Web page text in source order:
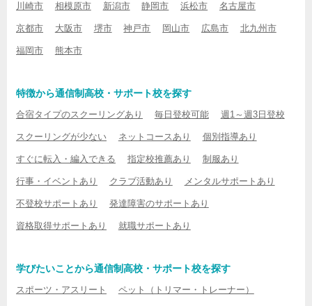
川崎市 相模原市 新潟市 静岡市 浜松市 名古屋市
京都市 大阪市 堺市 神戸市 岡山市 広島市 北九州市
福岡市 熊本市
特徴から通信制高校・サポート校を探す
合宿タイプのスクーリングあり 毎日登校可能 週1～週3日登校
スクーリングが少ない ネットコースあり 個別指導あり
すぐに転入・編入できる 指定校推薦あり 制服あり
行事・イベントあり クラブ活動あり メンタルサポートあり
不登校サポートあり 発達障害のサポートあり
資格取得サポートあり 就職サポートあり
学びたいことから通信制高校・サポート校を探す
スポーツ・アスリート ペット（トリマー・トレーナー）